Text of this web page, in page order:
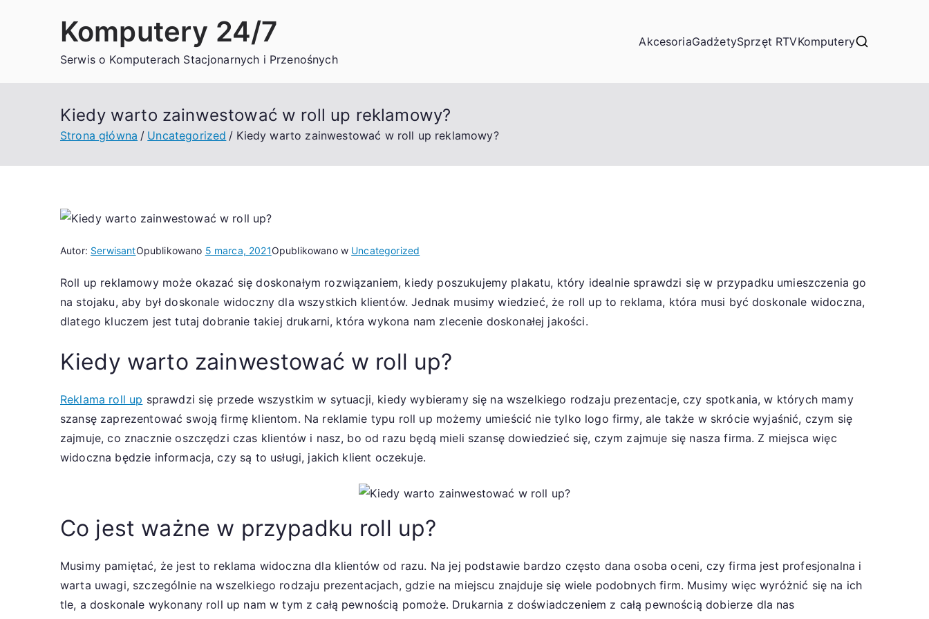
Komputery 24/7
Serwis o Komputerach Stacjonarnych i Przenośnych
AkcesoriaGadżetySprzęt RTVKomputery
Kiedy warto zainwestować w roll up reklamowy?
Strona główna Uncategorized Kiedy warto zainwestować w roll up reklamowy?
Autor: SerwisantOpublikowano 5 marca, 2021Opublikowano w Uncategorized
Roll up reklamowy może okazać się doskonałym rozwiązaniem, kiedy poszukujemy plakatu, który idealnie sprawdzi się w przypadku umieszczenia go
na stojaku, aby był doskonale widoczny dla wszystkich klientów. Jednak musimy wiedzieć, że roll up to reklama, która musi być doskonale widoczna,
dlatego kluczem jest tutaj dobranie takiej drukarni, która wykona nam zlecenie doskonałej jakości.
Kiedy warto zainwestować w roll up?
Reklama roll up sprawdzi się przede wszystkim w sytuacji, kiedy wybieramy się na wszelkiego rodzaju prezentacje, czy spotkania, w których mamy
szansę zaprezentować swoją firmę klientom. Na reklamie typu roll up możemy umieścić nie tylko logo firmy, ale także w skrócie wyjaśnić, czym się
zajmuje, co znacznie oszczędzi czas klientów i nasz, bo od razu będą mieli szansę dowiedzieć się, czym zajmuje się nasza firma. Z miejsca więc
widoczna będzie informacja, czy są to usługi, jakich klient oczekuje.
Co jest ważne w przypadku roll up?
Musimy pamiętać, że jest to reklama widoczna dla klientów od razu. Na jej podstawie bardzo często dana osoba oceni, czy firma jest profesjonalna i
warta uwagi, szczególnie na wszelkiego rodzaju prezentacjach, gdzie na miejscu znajduje się wiele podobnych firm. Musimy więc wyróżnić się na ich
tle, a doskonale wykonany roll up nam w tym z całą pewnością pomoże. Drukarnia z doświadczeniem z całą pewnością dobierze dla nas